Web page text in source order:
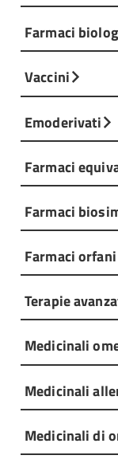
Farmaci
Vaccini
Emoderivati
Farmaci
Farmaci
Farmaci orfani
Terapie
Medicinali
Medicinali
Medicinali di